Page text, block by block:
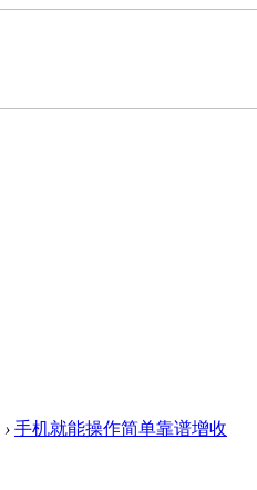
› 手机就能操作简单靠谱增收